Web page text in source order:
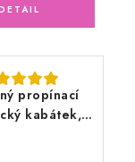
propínací
kabátek,